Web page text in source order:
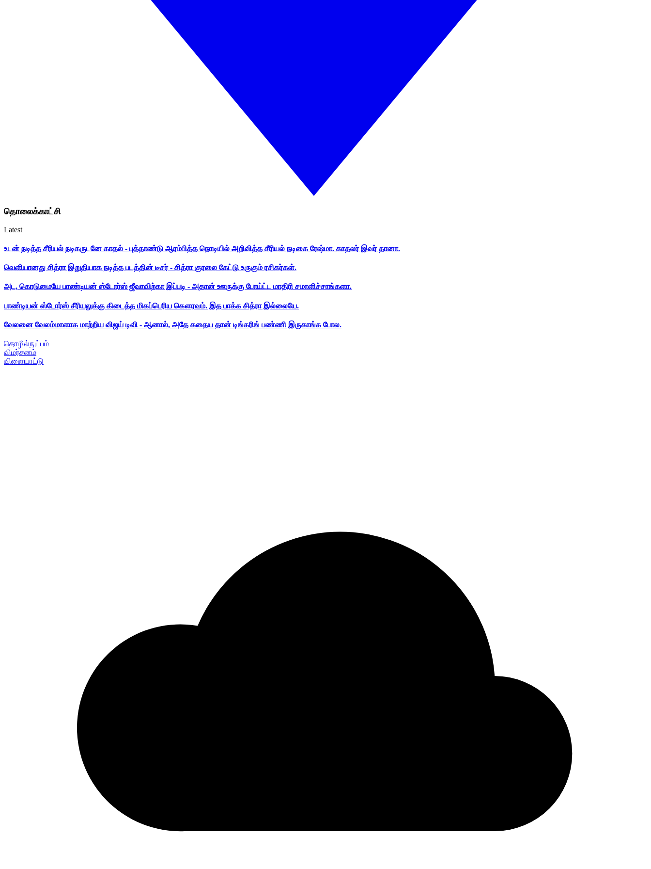
தொலைக்காட்சி
Latest
உடன் நடித்த சீரியல் நடிகருடனே காதல் - புத்தாண்டு ஆரம்பித்த நொடியில் அறிவித்த சீரியல் நடிகை ரேஷ்மா. காதலர் இவர் தானா.
வெளியானது சித்ரா இறுதியாக நடித்த படத்தின் டீசர் - சித்ரா குரலை கேட்டு உருகும் ரசிகர்கள்.
அட, கொடுமையே பாண்டியன் ஸ்டோர்ஸ் ஜீவாவிற்கா இப்படி - அதான் ஊருக்கு போய்ட்ட மாதிரி சமாளிச்சாங்களா.
பாண்டியன் ஸ்டோர்ஸ் சீரியலுக்கு கிடைத்த மிகப்பெரிய கௌரவம். இத பாக்க சித்ரா இல்லையே.
வேலனை வேலம்மாளாக மாற்றிய விஜய் டிவி - ஆனால், அதே கதைய தான் டிங்கரிங் பண்ணி இருகாங்க போல.
தொழில்நுட்பம்
விமர்சனம்
விளையாட்டு